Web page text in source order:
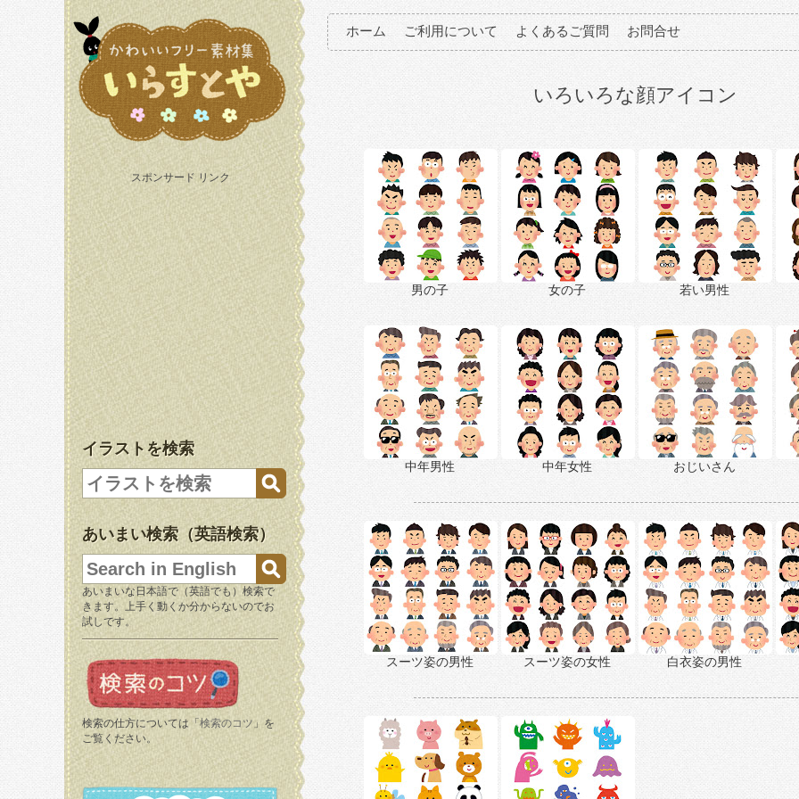
スポンサード リンク
イラストを検索
あいまい検索（英語検索）
あいまいな日本語で（英語でも）検索で
きます。上手く動くか分からないのでお
試しです。
検索の仕方については「 検索のコツ 」を
ご覧ください。
ホーム ご利用について よくあるご質問 お問合せ
いろいろな顔アイコン
男の子 女の子 若い男性
中年男性 中年女性 おじいさん
スーツ姿の男性 スーツ姿の女性 白衣姿の男性